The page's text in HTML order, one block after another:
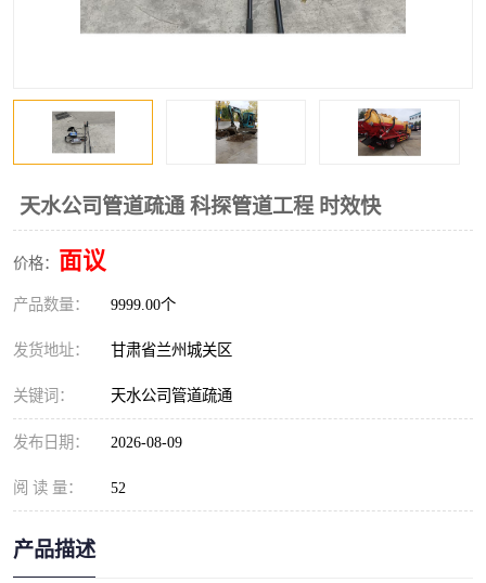
天水公司管道疏通 科探管道工程 时效快
价格： 面议
产品数量： 9999.00个
发货地址： 甘肃省兰州城关区
关键词： 天水公司管道疏通
发布日期： 2026-08-09
阅 读 量： 52
产品描述